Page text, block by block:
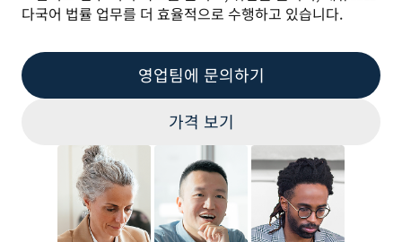
다국어 법률 업무를 더 효율적으로 수행하고 있습니다.
영업팀에 문의하기
가격 보기